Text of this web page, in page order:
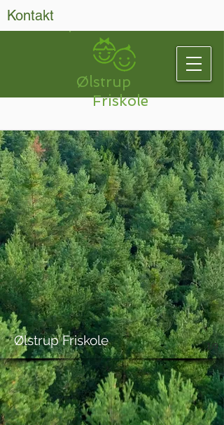
Ølstrup
Friskole
Kontakt
1/9
Ølstrup Friskole